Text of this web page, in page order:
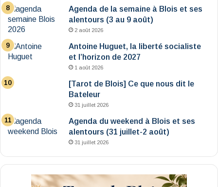
Agenda de la semaine à Blois et ses
alentours (3 au 9 août)
2 août 2026
Antoine Huguet, la liberté socialiste
et l’horizon de 2027
1 août 2026
[Tarot de Blois] Ce que nous dit le
Bateleur
31 juillet 2026
Agenda du weekend à Blois et ses
alentours (31 juillet-2 août)
31 juillet 2026